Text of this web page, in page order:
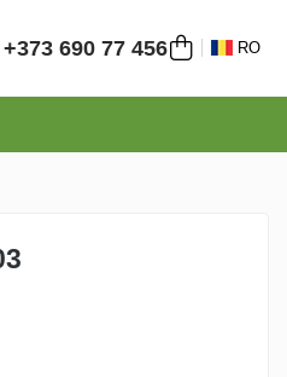
+373 690 77 456 RO